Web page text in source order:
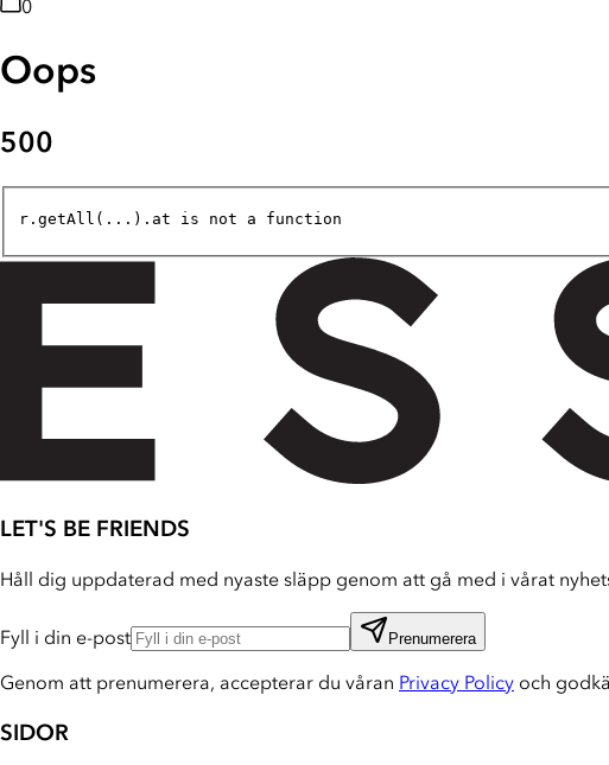
0
Oops
500
r.getAll(...).at is not a function
LET'S BE FRIENDS
Håll dig uppdaterad med nyaste släpp genom att gå med i vårat
Fyll i din e-post Prenumerera
Genom att prenumerera, accepterar du våran Privacy Policy och
SIDOR